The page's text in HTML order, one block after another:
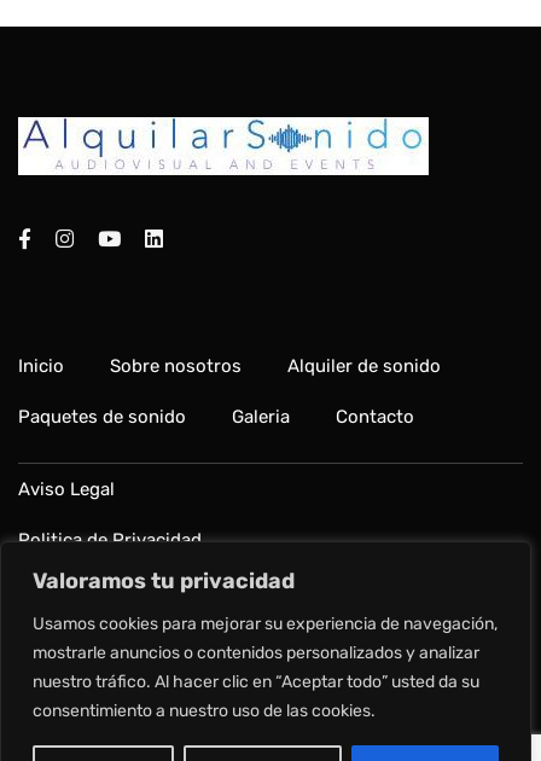
Valoramos tu privacidad
Usamos cookies para mejorar su experiencia de navegación,
mostrarle anuncios o contenidos personalizados y analizar
nuestro tráfico. Al hacer clic en “Aceptar todo” usted da su
consentimiento a nuestro uso de las cookies.
Inicio Sobre nosotros Alquiler de sonido
Paquetes de sonido Galeria Contacto
Aviso Legal
Politica de Privacidad
Política de cookies
Preguntas frecuentes
Copyright © 2024 Alquilar Sonido.